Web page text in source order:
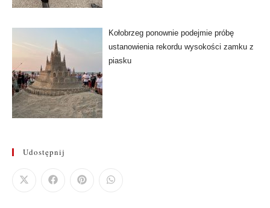
Kołobrzeg ponownie podejmie próbę
ustanowienia rekordu wysokości zamku z
piasku
Udostępnij